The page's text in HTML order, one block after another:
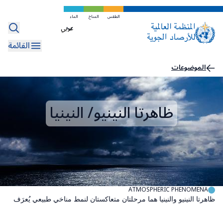
تخطي
المحتوى
الرئيسي
الطقس المناخ الماء
Select
your
القائمة
مسار
التنقل
الموضوعات
ظاهرتا النينيو/ النينيا
ATMOSPHERIC PHENOMENA
ظاهرتا النينيو والنينيا هما مرحلتان متعاكستان لنمط مناخي طبيعي يُعرَف